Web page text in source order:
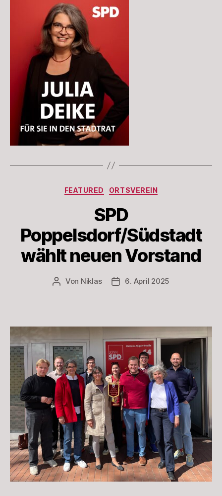
Kategorien
FEATURED ORTSVEREIN
SPD
Poppelsdorf/Südstadt
wählt neuen Vorstand
Beitragsautor
Von Niklas Beitragsdatum
6. April 2025